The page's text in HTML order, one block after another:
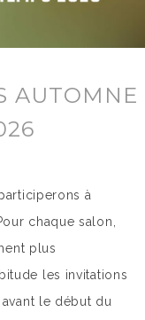
AUTOMNE
à
chaque salon,
plus
les invitations
le début du